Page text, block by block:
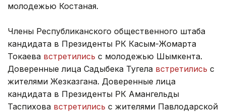
молодежью Костаная.
Члены Республиканского общественного штаба
кандидата в Президенты РК Касым-Жомарта
Токаева встретились с молодежью Шымкента.
Доверенные лица Садыбека Тугела встретились с
жителями Жезказгана. Доверенные лица
кандидата в Президенты РК Амангельды
Таспихова встретились с жителями Павлодарской